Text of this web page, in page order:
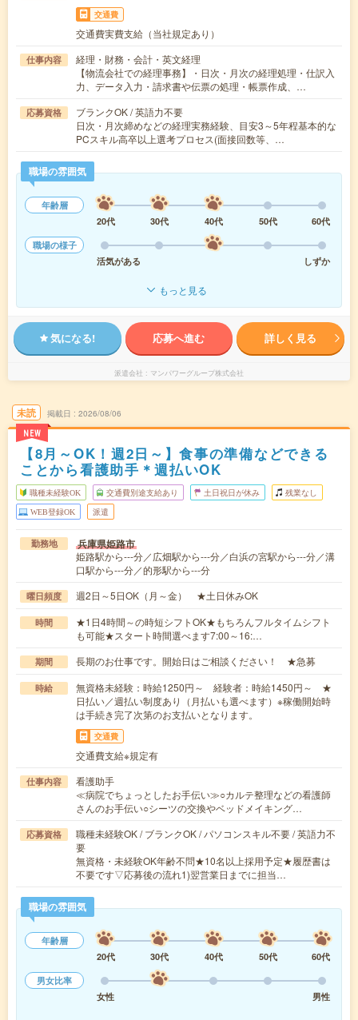
交通費
交通費実費支給（当社規定あり）
仕事内容
経理・財務・会計・英文経理
【物流会社での経理事務】・日次・月次の経理処理・仕訳入
力、データ入力・請求書や伝票の処理・帳票作成、…
応募資格
ブランクOK / 英語力不要
日次・月次締めなどの経理実務経験、目安3～5年程基本的な
PCスキル高卒以上選考プロセス(面接回数等、…
職場の雰囲気
年齢層
20代
30代 40代 50代
60代
職場の様子
活気がある
しずか
もっと見る
気になる! 応募へ進む 詳しく見る
派遣会社 マンパワーグループ株式会社
未読
NEW
掲載日 2026/08/06
【8月～OK！週2日～】食事の準備などできる
ことから看護助手＊週払いOK
職種未経験OK 交通費別途支給あり 土日祝日が休み 残業なし
WEB登録OK 派遣
勤務地 兵庫県姫路市
姫路駅から---分／広畑駅から---分／白浜の宮駅から---分／溝
口駅から---分／的形駅から---分
曜日頻度 週2日～5日OK（月～金） ★土日休みOK
時間
★1日4時間～の時短シフトOK★もちろんフルタイムシフト
も可能★スタート時間選べます7:00～16:…
期間 長期のお仕事です。開始日はご相談ください！ ★急募
時給
無資格未経験：時給1250円～ 経験者：時給1450円～ ★
日払い／週払い制度あり（月払いも選べます）※稼働開始時
は手続き完了次第のお支払いとなります。
交通費
交通費支給※規定有
仕事内容
看護助手
≪病院でちょっとしたお手伝い≫○カルテ整理などの看護師
さんのお手伝い○シーツの交換やベッドメイキング…
応募資格
職種未経験OK / ブランクOK / パソコンスキル不要 / 英語力不
要
無資格・未経験OK年齢不問★10名以上採用予定★履歴書は
不要です▽応募後の流れ1)翌営業日までに担当…
職場の雰囲気
年齢層
20代
30代 40代 50代
60代
男女比率
女性
男性